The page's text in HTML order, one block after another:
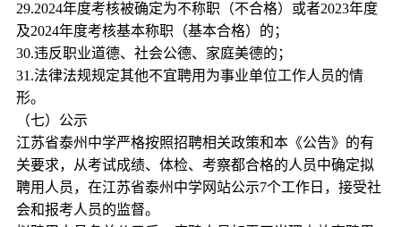
29.2024年度考核被确定为不称职（不合格）或者2023年度
及2024年度考核基本称职（基本合格）的；
30.违反职业道德、社会公德、家庭美德的；
31.法律法规规定其他不宜聘用为事业单位工作人员的情
形。
（七）公示
江苏省泰州中学严格按照招聘相关政策和本《公告》的有
关要求，从考试成绩、体检、考察都合格的人员中确定拟
聘用人员，在江苏省泰州中学网站公示7个工作日，接受社
会和报考人员的监督。